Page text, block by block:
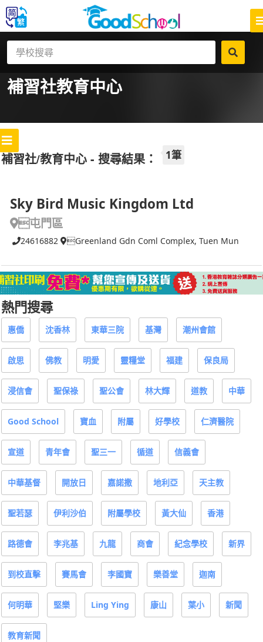
補習社教育中心
補習社/教育中心 - 搜尋結果： 1筆
Sky Bird Music Kingdom Ltd
屯門區
24616882 Greenland Gdn Coml Complex, Tuen Mun
熱門搜尋
惠僑 沈香林 東華三院 基灣 潮州會館
啟思 佛教 明愛 靈糧堂 福建 保良局
浸信會 聖保祿 聖公會 林大輝 道教 中華
Good School 寶血 附屬 好學校 仁濟醫院
宣道 青年會 聖三一 循道 信義會
中華基督 開放日 嘉諾撒 地利亞 天主教
聖若瑟 伊利沙伯 附屬學校 黃大仙 香港
路德會 李兆基 九龍 商會 紀念學校 新界
到校直擊 賽馬會 李國寶 樂善堂 迦南
何明華 堅樂 Ling Ying 康山 葉小 新聞
教育新聞